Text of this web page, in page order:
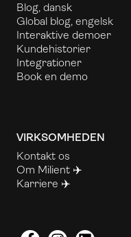
Blog, dansk
Global blog, engelsk
Interaktive demoer
Kundehistorier
Integrationer
Book en demo
VIRKSOMHEDEN
Kontakt os
Om Milient ✈️
Karriere ✈️